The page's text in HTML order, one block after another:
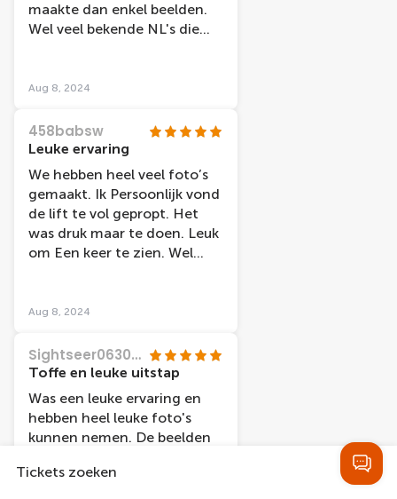
maakte dan enkel beelden.
Wel veel bekende NL's die
Aug 8, 2024
458babsw
Leuke ervaring
We hebben heel veel foto’s
gemaakt. Ik Persoonlijk vond
de lift te vol gepropt. Het
was druk maar te doen. Leuk
om Een keer te zien. Wel
Aug 8, 2024
Sightseer06308437725
Toffe en leuke uitstap
Was een leuke ervaring en
hebben heel leuke foto's
kunnen nemen. De beelden
staan. Alles is af! Ook onze
Tickets zoeken